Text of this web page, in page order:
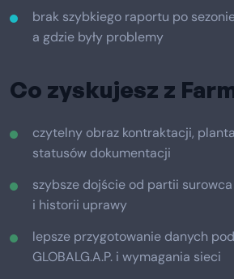
brak szybkiego raportu po
a gdzie były problemy
Co zyskujesz z
czytelny obraz kontraktacji,
statusów dokumentacji
szybsze dojście od partii
i historii uprawy
lepsze przygotowanie danych pod
GLOBALG.A.P. i wymagania sieci